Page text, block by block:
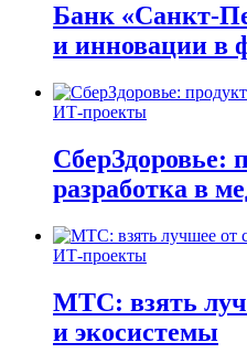
Банк «Санкт-
и инновации в
ИТ-проекты
СберЗдоровье:
разработка в
ИТ-проекты
МТС: взять
и экосистемы